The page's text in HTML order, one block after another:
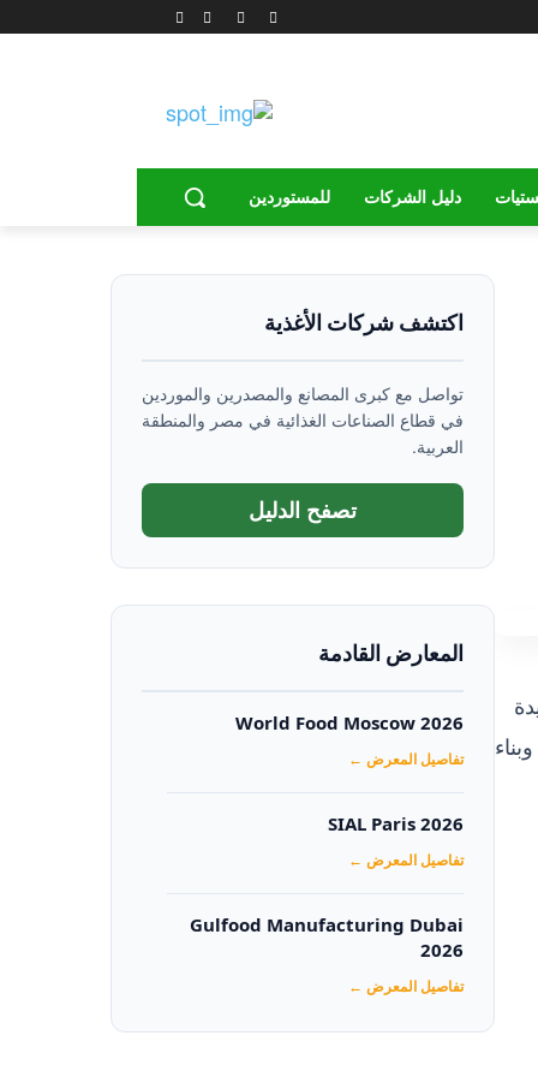
دليل الشركات للمستوردين
اكتشف شركات الأغذية
تواصل مع كبرى المصانع والمصدرين والموردين
في قطاع الصناعات الغذائية في مصر والمنطقة
العربية.
تصفح الدليل
المعارض القادمة
World Food Moscow 2026
تفاصيل المعرض ←
SIAL Paris 2026
تفاصيل المعرض ←
Gulfood Manufacturing Dubai
2026‏
تفاصيل المعرض ←